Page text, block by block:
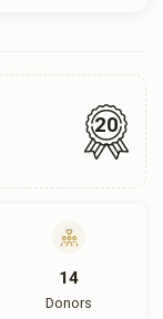
20
14
Donors